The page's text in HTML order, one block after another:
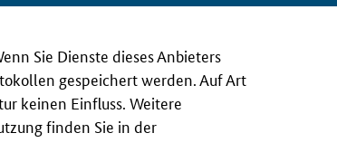
Sie Dienste dieses Anbieters
gespeichert werden. Auf Art
keinen Einfluss. Weitere
finden Sie in der